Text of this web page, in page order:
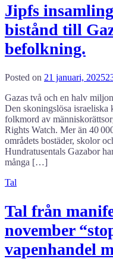
Jipfs
bistånd till
befolkning.
Posted on 21 januari, 2025
Gazas två och en halv
Den skoningslösa
folkmord av
Rights Watch. Mer än 40
områdets bostäder, skolor
Hundratusentals Gazabor
många […]
Tal
Tal från
november
vapenhandel